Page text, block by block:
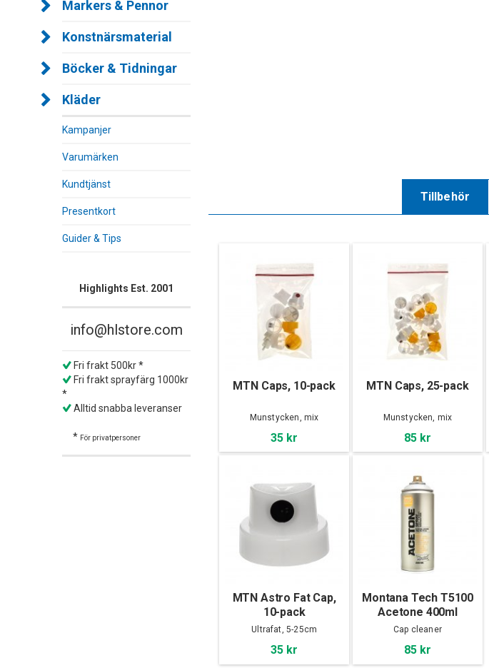
Markers & Pennor
Konstnärsmaterial
Böcker & Tidningar
Kläder
Kampanjer
Varumärken
Kundtjänst
Presentkort
Guider & Tips
Highlights Est. 2001
info@hlstore.com
Fri frakt 500kr *
Fri frakt sprayfärg 1000kr
*
Alltid snabba leveranser
* För privatpersoner
Tillbehör
MTN Caps, 10-pack
Munstycken, mix
35 kr
MTN Caps, 25-pack
Munstycken, mix
85 kr
MTN Astro Fat Cap,
10-pack
Ultrafat, 5-25cm
35 kr
Montana Tech T5100
Acetone 400ml
Cap cleaner
85 kr